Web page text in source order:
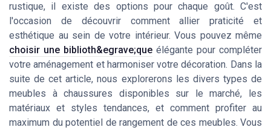
rustique, il existe des options pour chaque goût. C'est
l'occasion de découvrir comment allier praticité et
esthétique au sein de votre intérieur. Vous pouvez même
choisir une biblioth&egrave;que élégante pour compléter
votre aménagement et harmoniser votre décoration. Dans la
suite de cet article, nous explorerons les divers types de
meubles à chaussures disponibles sur le marché, les
matériaux et styles tendances, et comment profiter au
maximum du potentiel de rangement de ces meubles. Vous